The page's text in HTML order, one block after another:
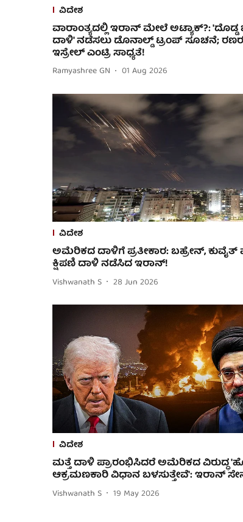
ವಿದೇಶ
ವಾರಾಂತ್ಯದಲ್ಲಿ ಇರಾನ್ ಮೇಲೆ ಅಟ್ಯಾಕ್?:
ದಾಳಿ' ನಡೆಸಲು ಡೊನಾಲ್ಡ್ ಟ್ರಂಪ್ ಸೂಚನೆ;
ಇಸ್ರೇಲ್ ಎಂಟ್ರಿ ಸಾಧ್ಯತೆ!
Ramyashree GN 01 Aug 2026
ವಿದೇಶ
ಅಮೆರಿಕದ ದಾಳಿಗೆ ಪ್ರತೀಕಾರ: ಬಹ್ರೇನ್,
ಕ್ಷಿಪಣಿ ದಾಳಿ ನಡೆಸಿದ ಇರಾನ್!
Vishwanath S 28 Jun 2026
ವಿದೇಶ
ಮತ್ತೆ ದಾಳಿ ಪ್ರಾರಂಭಿಸಿದರೆ ಅಮೆರಿಕದ ವಿರುದ್ಧ
ಆಕ್ರಮಣಕಾರಿ ವಿಧಾನ ಬಳಸುತ್ತೇವೆ': ಇರಾನ್
Vishwanath S 19 May 2026